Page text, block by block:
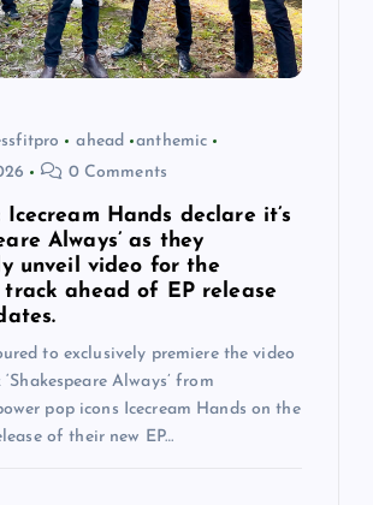
ahead
anthemic
0 Comments
Icecream Hands declare it’s
Always’ as they
unveil video for the
track ahead of EP release
to exclusively premiere the video
Always’ from
pop icons Icecream Hands on the
of their new EP…